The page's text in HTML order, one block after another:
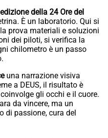
della 24 Ore del
È un laboratorio. Qui si
prova materiali e soluzioni
dei piloti, si verifica la
chilometro è un passo
una narrazione visiva
a DEUS, il risultato è
gli occhi e il cuore.
da vincere, ma un
di passione, cura del